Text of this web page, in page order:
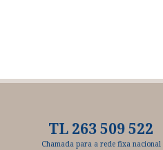
TL 263 509 522
Chamada para a rede fixa nacional